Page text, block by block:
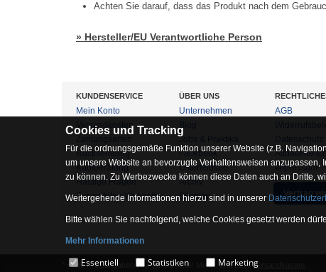
Achten Sie darauf, dass das Produkt nach dem
» Hersteller/EU Verantwortliche Person
KUNDENSERVICE
Mein Konto
Versandkosten
Rücksendung
Kaufberatung
Häufige Fragen
Zur mobilen Webseite
ÜBER UNS
Unternehmen
Jobs & Praktika
Facebook
Osterfeldsee
Archiv
Sitemap
AGB
Altbatterie-
Impressum
Vertrag
* = Alle Preisangaben inkl. gesetzlicher MwSt. und zzgl.Versandkosten
Cookies und Tracking
Für die ordnungsgemäße Funktion unserer Website (z.B.
um unsere Website an bevorzugte Verhaltensweisen
zu können. Zu Werbezwecke können diese Daten auch an Dritte,
Weitergehende Informationen hierzu sind in unserer
Bitte wählen Sie nachfolgend, welche Cookies gesetzt werden
Mehr Informationen
Essentiell
Essentiell Statistiken Marketing